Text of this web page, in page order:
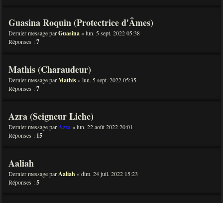
Guasina Roquin (Protectrice d'Âmes)
Dernier message parGuasina «lun. 5 sept. 2022 05:38
Réponses :7
Mathis (Charaudeur)
Dernier message parMathis «lun. 5 sept. 2022 05:35
Réponses :7
Azra (Seigneur Liche)
Dernier message parAzra «lun. 22 août 2022 20:01
Réponses : 15
Aaliah
Dernier message parAaliah «dim. 24 juil. 2022 15:23
Réponses :5